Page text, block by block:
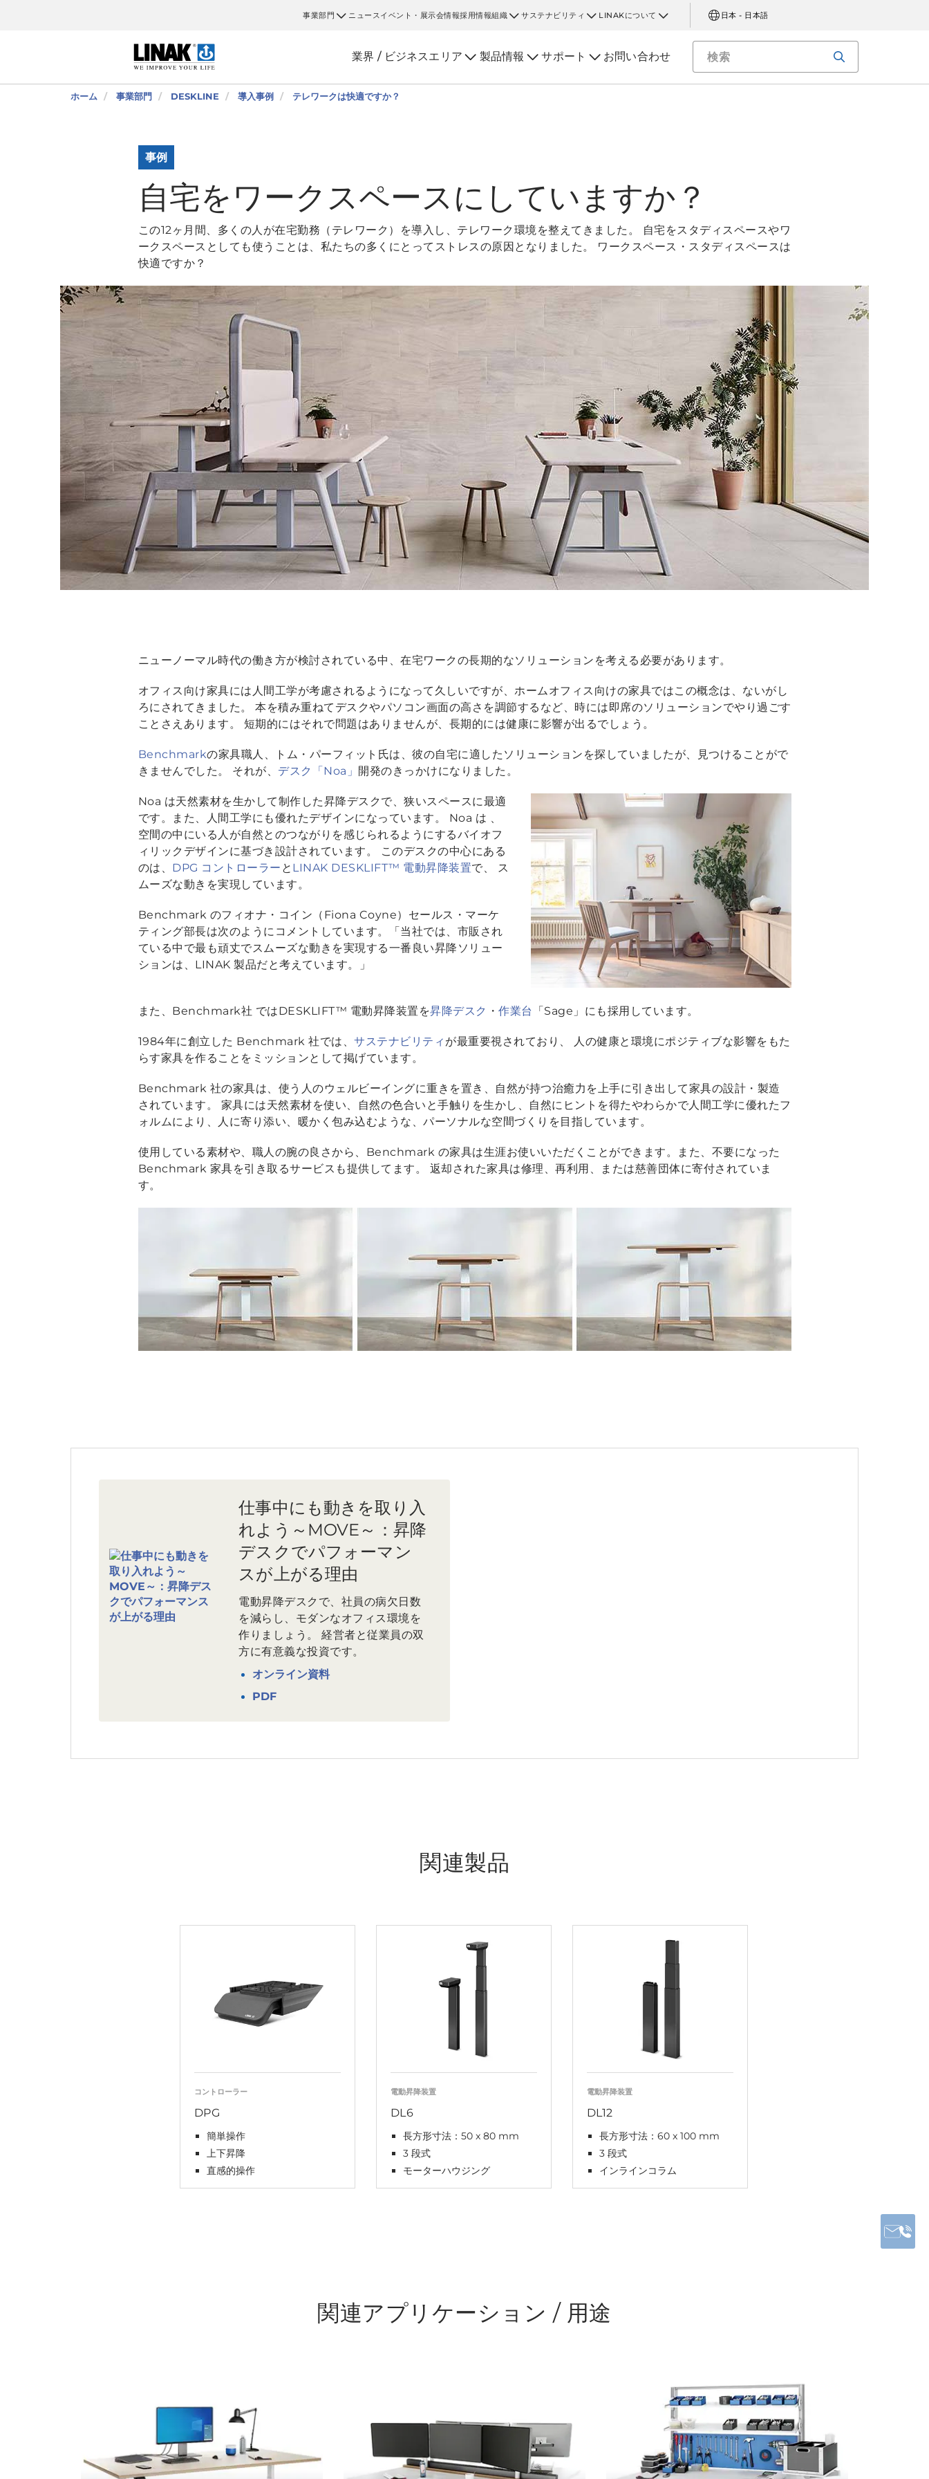
事業部門 ニュース イベント・展示会情報採用情報組織 サステナビリティ LINAKについて 日本 - 日本語
業界 / ビジネスエリア 製品情報 サポート お問い合わせ
ホーム 事業部門 DESKLINE 導入事例 テレワークは快適ですか？
事例
自宅をワークスペースにしていますか？
この12ヶ月間、多くの人が在宅勤務（テレワーク）を導入し、テレワーク環境を整えてきました。 自宅をスタディスペースやワ
ークスペースとしても使うことは、私たちの多くにとってストレスの原因となりました。 ワークスペース・スタディスペースは
快適ですか？
ニューノーマル時代の働き方が検討されている中、在宅ワークの長期的なソリューションを考える必要があります。
オフィス向け家具には人間工学が考慮されるようになって久しいですが、ホームオフィス向けの家具ではこの概念は、ないがし
ろにされてきました。 本を積み重ねてデスクやパソコン画面の高さを調節するなど、時には即席のソリューションでやり過ごす
ことさえあります。 短期的にはそれで問題はありませんが、長期的には健康に影響が出るでしょう。
Benchmarkの家具職人、トム・パーフィット氏は、彼の自宅に適したソリューションを探していましたが、見つけることがで
きませんでした。 それが、 デスク「Noa」 開発のきっかけになりました。
Noa は天然素材を生かして制作した昇降デスクで、狭いスペースに最適
です。また、人間工学にも優れたデザインになっています。 Noa は 、
空間の中にいる人が自然とのつながりを感じられるようにするバイオフ
ィリックデザインに基づき設計されています。 このデスクの中心にある
のは、 DPG コントローラー と LINAK DESKLIFT™ 電動昇降装置で、 ス
ムーズな動きを実現しています。
Benchmark のフィオナ・コイン（Fiona Coyne）セールス・マーケ
ティング部長は次のようにコメントしています。
「当社では、市販され
ている中で最も頑丈でスムーズな動きを実現する一番良い昇降ソリュー
ションは、LINAK 製品だと考えています。」
また、Benchmark社 ではDESKLIFT™ 電動昇降装置を昇降デスク ・ 作業台 「Sage」にも採用しています。
1984年に創立した Benchmark 社では、 サステナビリティ が最重要視されており、 人の健康と環境にポジティブな影響をもた
らす家具を作ることをミッションとして掲げています。
Benchmark 社の家具は、使う人のウェルビーイングに重きを置き、自然が持つ治癒力を上手に引き出して家具の設計・製造
されています。 家具には天然素材を使い、自然の色合いと手触りを生かし、自然にヒントを得たやわらかで人間工学に優れたフ
ォルムにより、人に寄り添い、暖かく包み込むような、パーソナルな空間づくりを目指しています。
使用している素材や、職人の腕の良さから、Benchmark の家具は生涯お使いいただくことができます。また、不要になった
Benchmark 家具を引き取るサービスも提供してます。 返却された家具は修理、再利用、または慈善団体に寄付されていま
す。
仕事中にも動きを取り入
れよう～MOVE～：昇降
デスクでパフォーマン
スが上がる理由
電動昇降デスクで、社員の病欠日数
を減らし、モダンなオフィス環境を
作りましょう。 経営者と従業員の双
方に有意義な投資です。
オンライン資料
PDF
関連製品
コントローラー
DPG
簡単操作
上下昇降
直感的操作
電動昇降装置
DL6
長方形寸法：50 x 80 mm
3 段式
モーターハウジング
電動昇降装置
DL12
長方形寸法：60 x 100 mm
3 段式
インラインコラム
関連アプリケーション / 用途